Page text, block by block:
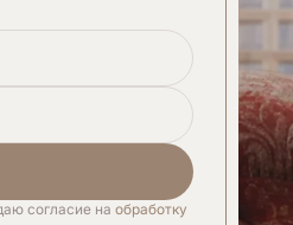
согласие на обработку